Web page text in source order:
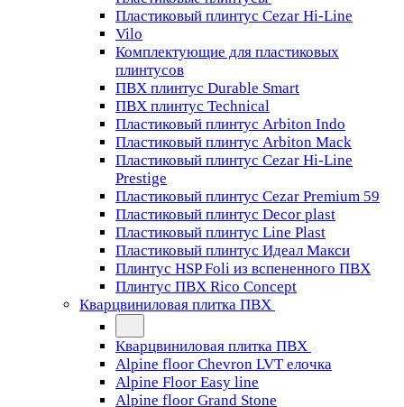
Пластиковый плинтус Cezar Hi-Line
Vilo
Комплектующие для пластиковых
плинтусов
ПВХ плинтус Durable Smart
ПВХ плинтус Technical
Пластиковый плинтус Arbiton Indo
Пластиковый плинтус Arbiton Mack
Пластиковый плинтус Cezar Hi-Line
Prestige
Пластиковый плинтус Cezar Premium 59
Пластиковый плинтус Decor plast
Пластиковый плинтус Line Plast
Пластиковый плинтус Идеал Макси
Плинтус HSP Foli из вспененного ПВХ
Плинтус ПВХ Rico Concept
Кварцвиниловая плитка ПВХ
Кварцвиниловая плитка ПВХ
Alpine floor Chevron LVT елочка
Alpine Floor Easy line
Alpine floor Grand Stone